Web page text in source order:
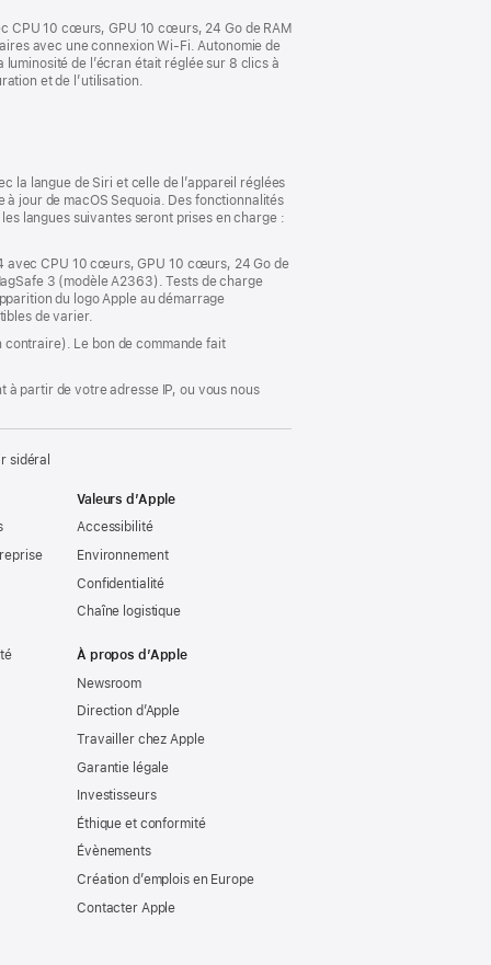
CPU 10 cœurs, GPU 10 cœurs, 24 Go de RAM
avec une connexion Wi-Fi. Autonomie de
de l’écran était réglée sur 8 clics à
et de l’utilisation.
la langue de Siri et celle de l’appareil réglées
jour de macOS Sequoia. Des fonctionnalités
langues suivantes seront prises en charge :
avec CPU 10 cœurs, GPU 10 cœurs, 24 Go de
3 (modèle A2363). Tests de charge
du logo Apple au démarrage
de varier.
contraire). Le bon de commande fait
partir de votre adresse IP, ou vous nous
sidéral
Valeurs d’Apple
Accessibilité
Environnement
Confidentialité
Chaîne logistique
À propos d’Apple
Newsroom
Direction d’Apple
Travailler chez Apple
Garantie légale
Investisseurs
Éthique et conformité
Évènements
Création d’emplois en Europe
Contacter Apple